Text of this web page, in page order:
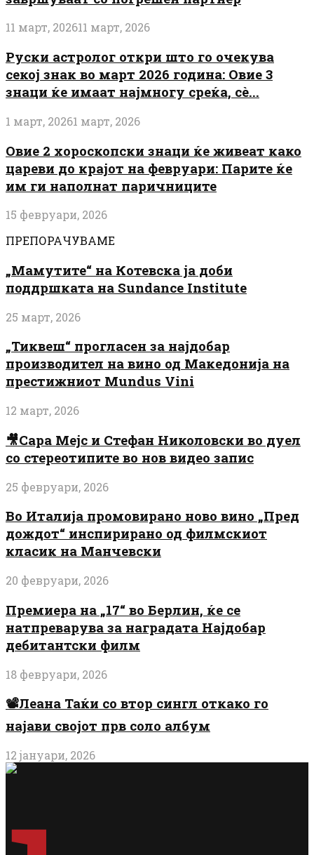
11 март, 202611 март, 2026
Руски астролог откри што го очекува
секој знак во март 2026 година: Овие 3
знаци ќе имаат најмногу среќа, сè...
1 март, 20261 март, 2026
Овие 2 хороскопски знаци ќе живеат како
цареви до крајот на февруари: Парите ќе
им ги наполнат паричниците
15 февруари, 2026
ПРЕПОРАЧУВАМЕ
„Мамутите“ на Котевска ја доби
поддршката на Sundance Institute
25 март, 2026
„Тиквеш“ прогласен за најдобар
производител на вино од Македонија на
престижниот Mundus Vini
12 март, 2026
🎥Сара Мејс и Стефан Николовски во дуел
со стереотипите во нов видео запис
25 февруари, 2026
Во Италија промовирано ново вино „Пред
дождот“ инспирирано од филмскиот
класик на Манчевски
20 февруари, 2026
Премиера на „17“ во Берлин, ќе се
натпреварува за наградата Најдобар
дебитантски филм
18 февруари, 2026
📽️Леана Таќи со втор сингл откако го
најави својот прв соло албум
12 јануари, 2026